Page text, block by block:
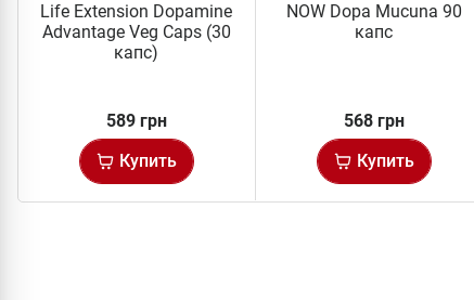
Life Extension Dopamine
Advantage Veg Caps (30
капс)
589 грн
Купить
NOW Dopa Mucuna 90
капс
568 грн
Купить